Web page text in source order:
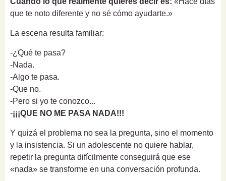
que te noto diferente y no sé cómo ayudarte.»
La escena resulta familiar:
-¿Qué te pasa?
-Nada.
-Algo te pasa.
-Que no.
-Pero si yo te conozco...
-¡¡¡QUE NO ME PASA NADA!!!
Y quizá el problema no sea la pregunta, sino el momento
y la insistencia. Si un adolescente no quiere hablar,
repetir la pregunta difícilmente conseguirá que ese
«nada» se transforme en una conversación profunda.